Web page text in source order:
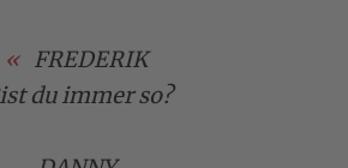
FREDERIK
du immer so?